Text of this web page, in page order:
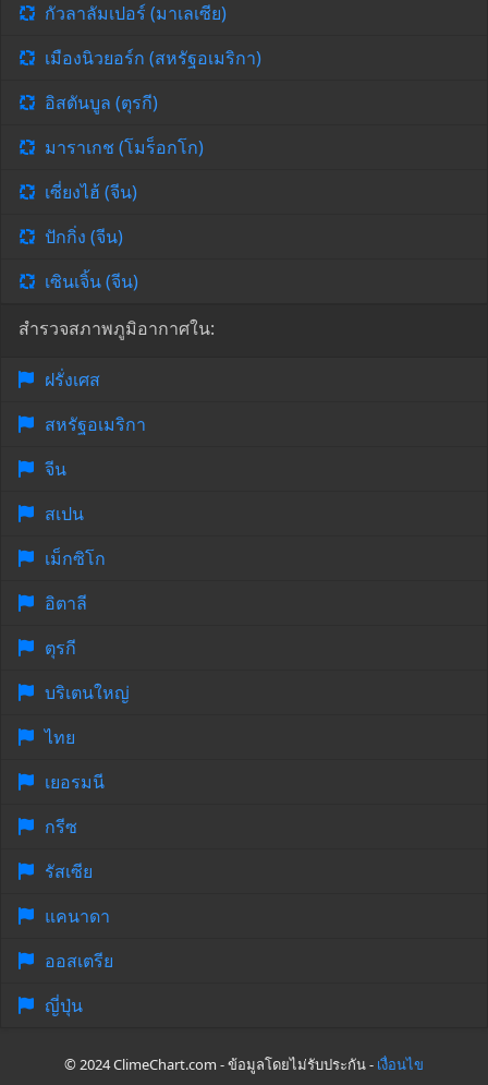
กัวลาลัมเปอร์ (มาเลเซีย)
เมืองนิวยอร์ก (สหรัฐอเมริกา)
อิสตันบูล (ตุรกี)
มาราเกช (โมร็อกโก)
เซี่ยงไฮ้ (จีน)
ปักกิ่ง (จีน)
เซินเจิ้น (จีน)
สำรวจสภาพภูมิอากาศใน:
ฝรั่งเศส
สหรัฐอเมริกา
จีน
สเปน
เม็กซิโก
อิตาลี
ตุรกี
บริเตนใหญ่
ไทย
เยอรมนี
กรีซ
รัสเซีย
แคนาดา
ออสเตรีย
ญี่ปุ่น
© 2024 ClimeChart.com - ข้อมูลโดยไม่รับประกัน - เงื่อนไข